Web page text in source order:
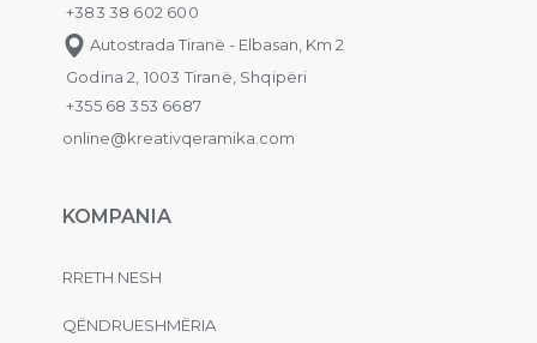
+383 38 602 600
Autostrada Tiranë - Elbasan, Km 2
Godina 2, 1003 Tiranë, Shqipëri
+355 68 353 6687
online@kreativqeramika.com
KOMPANIA
RRETH NESH
QËNDRUESHMËRIA